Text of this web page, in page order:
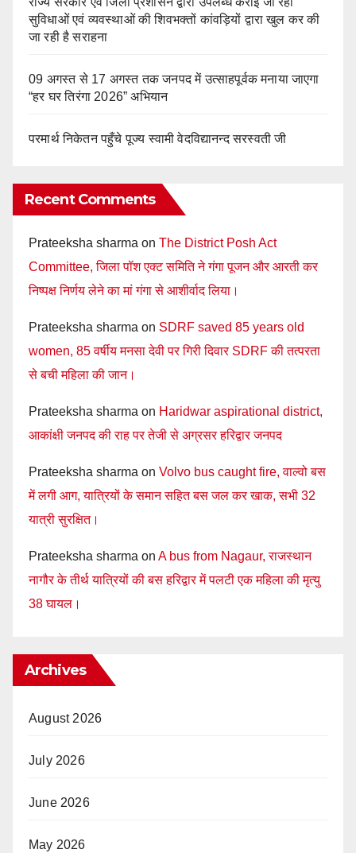
सुविधाओं एवं व्यवस्थाओं की शिवभक्तों कांवड़ियों द्वारा खुल कर की
जा रही है सराहना
09 अगस्त से 17 अगस्त तक जनपद में उत्साहपूर्वक मनाया जाएगा
“हर घर तिरंगा 2026” अभियान
परमार्थ निकेतन पहुँचे पूज्य स्वामी वेदविद्यानन्द सरस्वती जी
Recent Comments
Prateeksha sharma on The District Posh Act
Committee, जिला पॉश एक्ट समिति ने गंगा पूजन और आरती कर
निष्पक्ष निर्णय लेने का मां गंगा से आशीर्वाद लिया।
Prateeksha sharma on SDRF saved 85 years old
women, 85 वर्षीय मनसा देवी पर गिरी दिवार SDRF की तत्परता
से बची महिला की जान।
Prateeksha sharma on Haridwar aspirational district,
आकांक्षी जनपद की राह पर तेजी से अग्रसर हरिद्वार जनपद
Prateeksha sharma on Volvo bus caught fire, वाल्वो बस
में लगी आग, यात्रियों के समान सहित बस जल कर खाक, सभी 32
यात्री सुरक्षित।
Prateeksha sharma on A bus from Nagaur, राजस्थान
नागौर के तीर्थ यात्रियों की बस हरिद्वार में पलटी एक महिला की मृत्यु
38 घायल।
Archives
August 2026
July 2026
June 2026
May 2026